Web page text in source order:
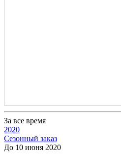
За все время
2020
Сезонный заказ
До 10 июня 2020